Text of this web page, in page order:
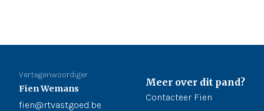
Vertegenwoordiger
Fien Wemans
fien@rtvastgoed.be
Meer over dit pand?
Contacteer Fien